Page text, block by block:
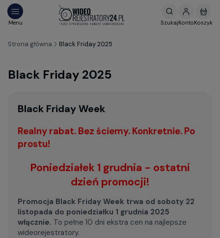
Strona główna Black Friday 2025
Black Friday 2025
Black Friday Week
Realny rabat. Bez ściemy. Konkretnie. Po
prostu!
Poniedziałek 1 grudnia - ostatni
dzień promocji!
Promocja Black Friday Week trwa od soboty 22
listopada do poniedziałku 1 grudnia 2025
włącznie. To pełne 10 dni ekstra cen na najlepsze
wideorejestratory.